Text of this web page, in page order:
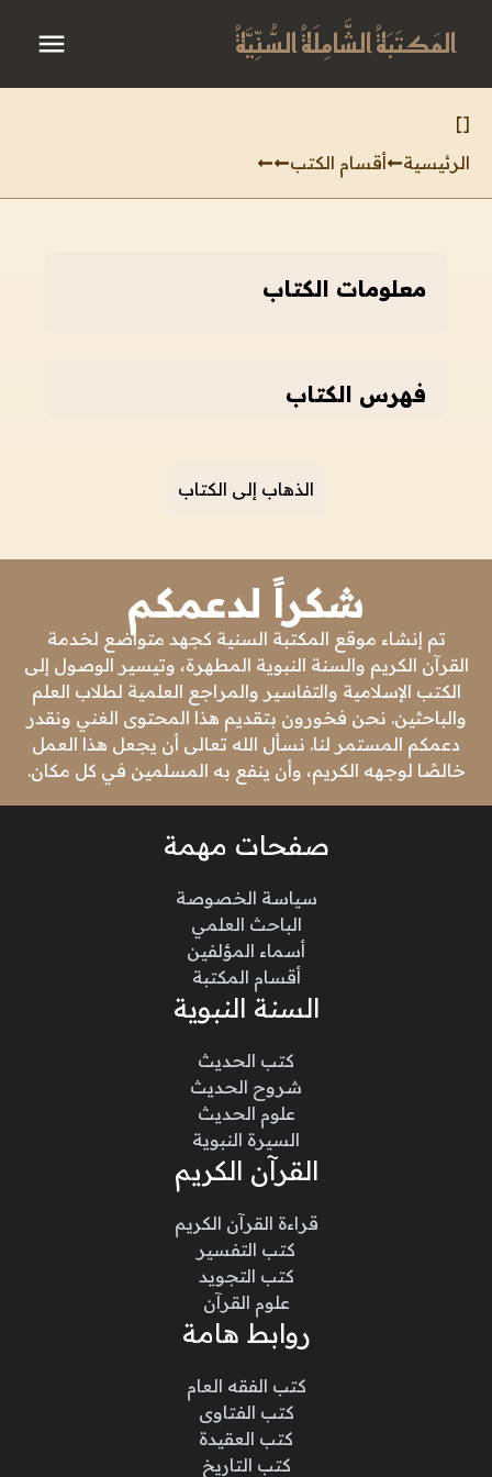
المَكتَبَةُ الشَّامِلَةُ السُّنِّيَّةُ
[
]
الرئيسية
أقسام الكتب
معلومات الكتاب
فهرس الكتاب
الذهاب إلى الكتاب
شكراً لدعمكم
تم إنشاء موقع المكتبة السنية كجهد متواضع لخدمة
القرآن الكريم والسنة النبوية المطهرة، وتيسير الوصول إلى
الكتب الإسلامية والتفاسير والمراجع العلمية لطلاب العلم
والباحثين. نحن فخورون بتقديم هذا المحتوى الغني ونقدر
دعمكم المستمر لنا. نسأل الله تعالى أن يجعل هذا العمل
خالصًا لوجهه الكريم، وأن ينفع به المسلمين في كل مكان.
صفحات مهمة
سياسة الخصوصة
الباحث العلمي
أسماء المؤلفين
أقسام المكتبة
السنة النبوية
كتب الحديث
شروح الحديث
علوم الحديث
السيرة النبوية
القرآن الكريم
قراءة القرآن الكريم
كتب التفسير
كتب التجويد
علوم القرآن
روابط هامة
كتب الفقه العام
كتب الفتاوى
كتب العقيدة
كتب التاريخ